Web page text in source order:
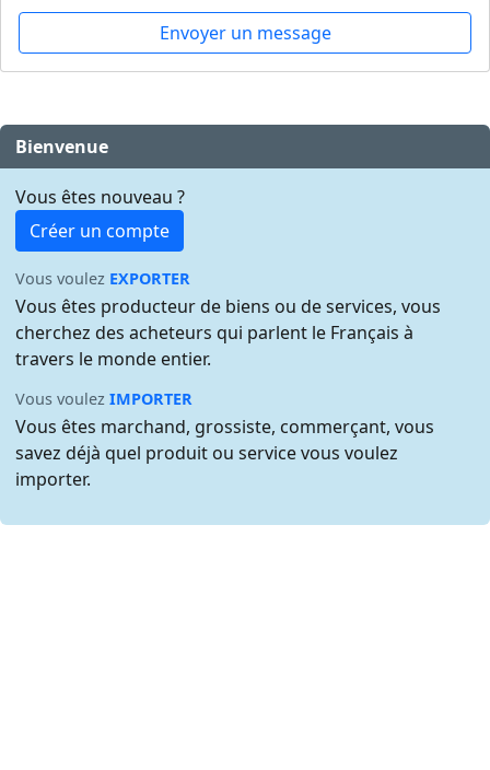
Envoyer un message
Bienvenue
Vous êtes nouveau ?
Créer un compte
Vous voulez EXPORTER
Vous êtes producteur de biens ou de services, vous
cherchez des acheteurs qui parlent le Français à
travers le monde entier.
Vous voulezIMPORTER
Vous êtes marchand, grossiste, commerçant, vous
savez déjà quel produit ou service vous voulez
importer.